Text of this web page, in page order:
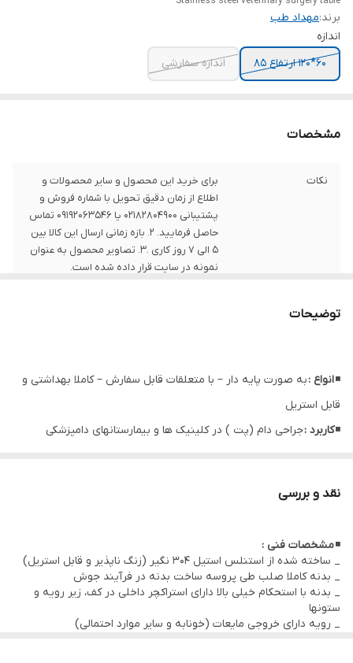
برند:مهداد طب
اندازه
60*120 ارتفاع 85
اندازه سفارشی
مشخصات
نکات
برای خرید این محصول و سایر محصولات و
اطلاع از زمان دقیق تحویل با شماره فروش و
پشتیبانی 02182804900 یا 09192063546 تماس
حاصل فرمایید. 2. بازه زمانی ارسال این کالا بین
5 الی 7 روز کاری .3. تصاویر محصول به عنوان
نمونه در سایت قرار داده شده است.
توضیحات
◾انواع :به صورت پایه دار – با متعلقات قابل سفارش – کاملا بهداشتی و
قابل استریل
◾کاربرد :جراحی دام (پت ) در کلینیک ها و بیمارستانهای دامپزشکی
نقد و بررسی
◾مشخصات فنی :
_ ساخته شده از استنلس استیل 304 نگیر (زنگ ناپذیر و قابل استریل)
_ بدنه کاملا صلب طی پروسه ساخت بدنه در فرآیند جوش
_ بدنه با استحکام خیلی بالا دارای استراکچر داخلی در کف، زیر رویه و
ستونها
_ رویه دارای خروجی مایعات (خونابه و سایر موارد احتمالی)